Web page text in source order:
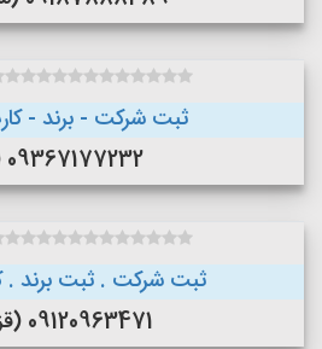
ثبت شرکت - برند -
09367177232 (قم)
ثبت شرکت . ثبت برند .
09120963471 (قزوین)